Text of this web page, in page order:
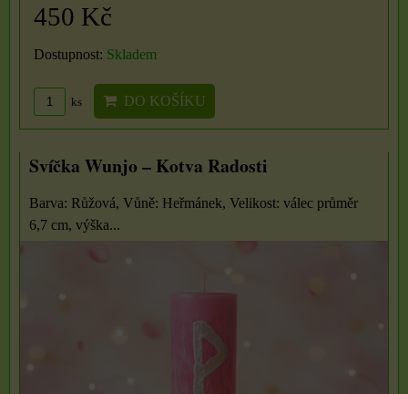
450 Kč
Dostupnost: Skladem
ks DO KOŠÍKU
Svíčka Wunjo – Kotva Radosti
Barva: Růžová, Vůně: Heřmánek, Velikost: válec průměr
6,7 cm, výška...